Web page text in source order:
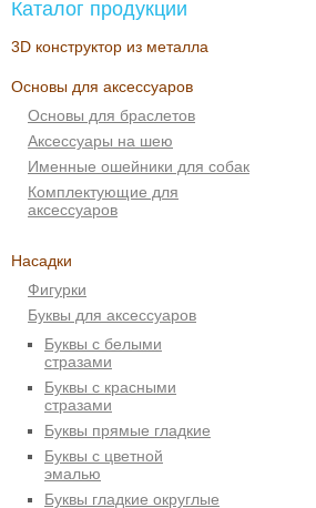
Каталог продукции
3D конструктор из металла
Основы для аксессуаров
Основы для браслетов
Аксессуары на шею
Именные ошейники для собак
Комплектующие для
аксессуаров
Насадки
Фигурки
Буквы для аксессуаров
Буквы с белыми
стразами
Буквы с красными
стразами
Буквы прямые гладкие
Буквы с цветной
эмалью
Буквы гладкие округлые